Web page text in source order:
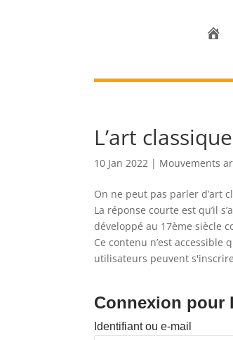
L’art
10 Jan 2022 | Mouvements
On ne peut pas parler d’art
La réponse courte est qu’il
développé au 17ème siècle
Ce contenu n’est accessible
utilisateurs peuvent
Connexion pour
Identifiant ou e-mail